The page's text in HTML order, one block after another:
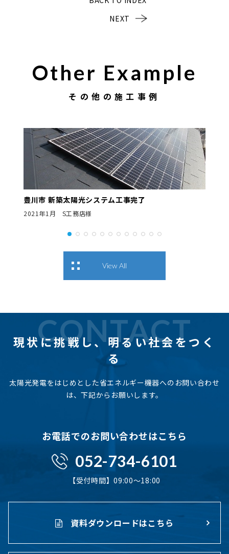
NEXT
Other Example
その他の施工事例
豊川市 新築太陽光システム工事完了
2021年1月 S工務店様
View All
CONTACT
現状に挑戦し、明るい社会をつく
る
太陽光発電をはじめとした省エネルギー機器へのお問い合わせ
は、下記からお願いします。
お電話でのお問い合わせはこちら
052-734-6101
【受付時間】09:00〜18:00
資料ダウンロードはこちら